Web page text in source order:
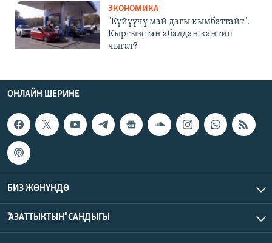
ЭКОНОМИКА
"Күйүүчү май дагы кымбаттайт".
Кыргызстан абалдан кантип
чыгат?
ОНЛАЙН ШЕРИНЕ
БИЗ ЖӨНҮНДӨ
"АЗАТТЫКТЫН" САНДЫГЫ